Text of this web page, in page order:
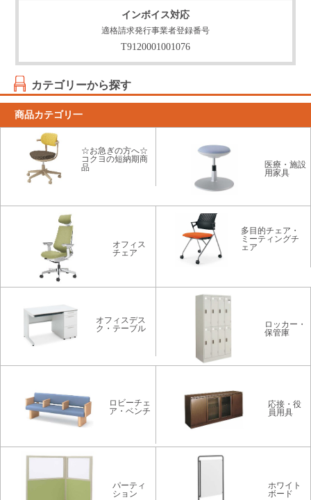
インボイス対応
適格請求発行事業者登録番号
T9120001001076
カテゴリーから探す
商品カテゴリ一
☆お急ぎの方へ☆
コクヨの短納期商
品
医療・施設
用家具
オフィス
チェア
多目的チェア・
ミーティングチ
ェア
オフィスデス
ク・テーブル
ロッカー・
保管庫
ロビーチェ
ア・ベンチ
応接・役
員用具
パーティ
ション
ホワイト
ボード